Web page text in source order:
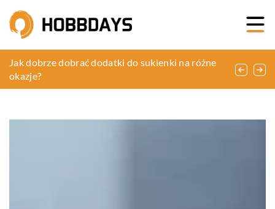
Radość z tworzenia ceramiki jako sposób na relaks
w domowym zaciszu
Jak dobrze dobrać dodatki do sukienki na różne
okazje?
Jak wybrać idealne studio do realizacji swojego
projektu fotograficznego